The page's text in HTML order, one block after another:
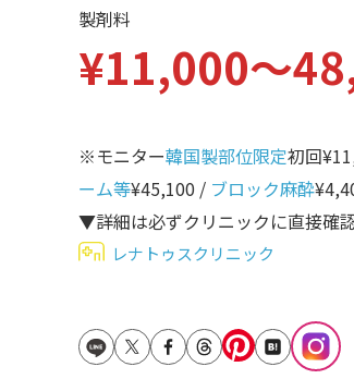
60代
80代
90代
Region
東京
製剤料
¥11,000〜
※モニター韓国製部位限定初回
ーム等¥45,100 / ブロック麻酔
▼詳細は必ずクリニックに直接確
レナトゥスクリニック